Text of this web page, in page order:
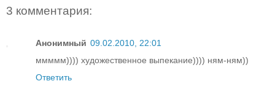
3 комментария:
Анонимный 09.02.2010, 22:01
ммммм)))) художественное выпекание)))) ням-ням))
Ответить